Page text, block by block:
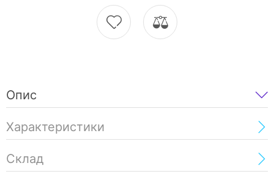
Опис
Характеристики
Склад